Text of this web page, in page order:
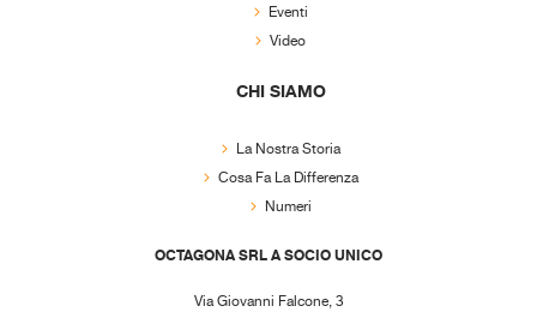
Eventi
Video
CHI SIAMO
La Nostra Storia
Cosa Fa La Differenza
Numeri
OCTAGONA SRL A SOCIO UNICO
Via Giovanni Falcone, 3